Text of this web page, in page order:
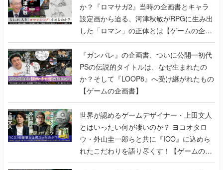
か？『ロマサガ2』当時の企画書とキャラ
設定画から迫る、河津秋敏がRPGに生み出
した「ロマン」の正体とは【ゲームの企画
書】
『ガンパレ』の企画書、ついに公開━初代
PSの伝説的タイトルは、なぜ生まれたの
か？そして『LOOP8』へ受け継がれたもの
【ゲームの企画書】
世界が認めるゲームデザイナー・上田文人
とはいったい何が凄いのか？ ヨコオタロ
ウ・外山圭一郎らと共に『ICO』に込めら
れたこだわりを語り尽くす！【ゲームの企
画書】